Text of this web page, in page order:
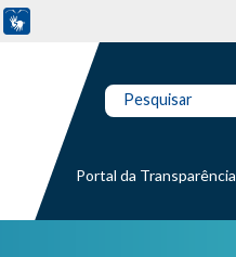
Pesquisar
Portal da Transparência